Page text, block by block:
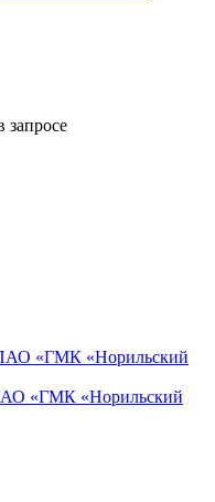
запросе
«ГМК «Норильский
«ГМК «Норильский